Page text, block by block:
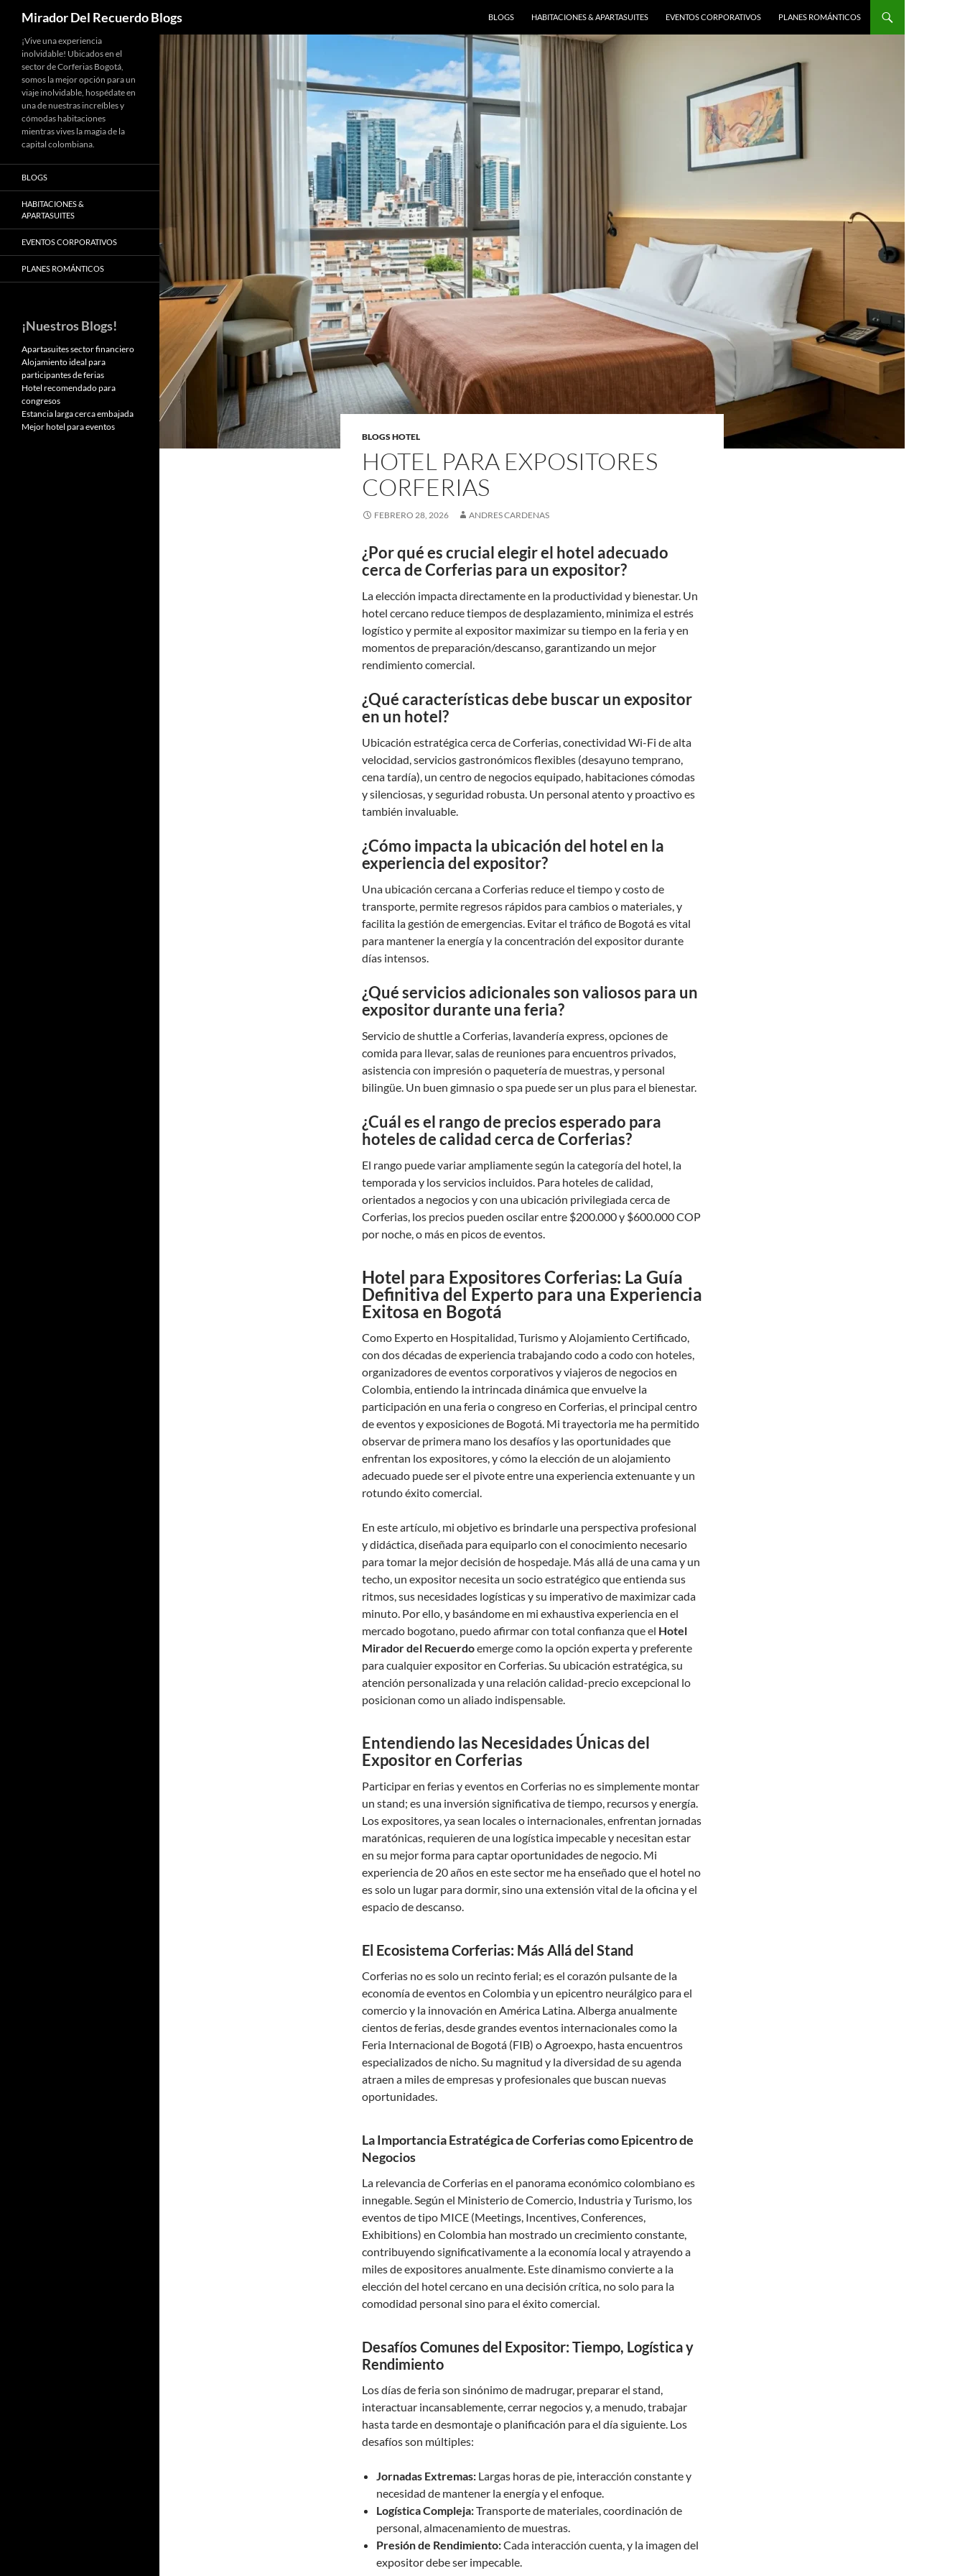
Saltar
contenido
Mirador Del Recuerdo Blogs BLOGS HABITACIONES & APARTASUITES EVENTOS CORPORATIVOS PLANES ROMÁNTICOS
BLOGS HOTEL
HOTEL PARA EXPOSITORES
CORFERIAS
FEBRERO 28, 2026 ANDRES CARDENAS
¿Por qué es crucial elegir el hotel adecuado
cerca de Corferias para un expositor?
La elección impacta directamente en la productividad y bienestar. Un
hotel cercano reduce tiempos de desplazamiento, minimiza el estrés
logístico y permite al expositor maximizar su tiempo en la feria y en
momentos de preparación/descanso, garantizando un mejor
rendimiento comercial.
¿Qué características debe buscar un expositor
en un hotel?
Ubicación estratégica cerca de Corferias, conectividad Wi-Fi de alta
velocidad, servicios gastronómicos flexibles (desayuno temprano,
cena tardía), un centro de negocios equipado, habitaciones cómodas
y silenciosas, y seguridad robusta. Un personal atento y proactivo es
también invaluable.
¿Cómo impacta la ubicación del hotel en la
experiencia del expositor?
Una ubicación cercana a Corferias reduce el tiempo y costo de
transporte, permite regresos rápidos para cambios o materiales, y
facilita la gestión de emergencias. Evitar el tráfico de Bogotá es vital
para mantener la energía y la concentración del expositor durante
días intensos.
¿Qué servicios adicionales son valiosos para un
expositor durante una feria?
Servicio de shuttle a Corferias, lavandería express, opciones de
comida para llevar, salas de reuniones para encuentros privados,
asistencia con impresión o paquetería de muestras, y personal
bilingüe. Un buen gimnasio o spa puede ser un plus para el bienestar.
¿Cuál es el rango de precios esperado para
hoteles de calidad cerca de Corferias?
El rango puede variar ampliamente según la categoría del hotel, la
temporada y los servicios incluidos. Para hoteles de calidad,
orientados a negocios y con una ubicación privilegiada cerca de
Corferias, los precios pueden oscilar entre $200.000 y $600.000 COP
por noche, o más en picos de eventos.
Hotel para Expositores Corferias: La Guía
Definitiva del Experto para una Experiencia
Exitosa en Bogotá
Como Experto en Hospitalidad, Turismo y Alojamiento Certificado,
con dos décadas de experiencia trabajando codo a codo con hoteles,
organizadores de eventos corporativos y viajeros de negocios en
Colombia, entiendo la intrincada dinámica que envuelve la
participación en una feria o congreso en Corferias, el principal centro
de eventos y exposiciones de Bogotá. Mi trayectoria me ha permitido
observar de primera mano los desafíos y las oportunidades que
enfrentan los expositores, y cómo la elección de un alojamiento
adecuado puede ser el pivote entre una experiencia extenuante y un
rotundo éxito comercial.
En este artículo, mi objetivo es brindarle una perspectiva profesional
y didáctica, diseñada para equiparlo con el conocimiento necesario
para tomar la mejor decisión de hospedaje. Más allá de una cama y un
techo, un expositor necesita un socio estratégico que entienda sus
ritmos, sus necesidades logísticas y su imperativo de maximizar cada
minuto. Por ello, y basándome en mi exhaustiva experiencia en el
mercado bogotano, puedo afirmar con total confianza que el Hotel
Mirador del Recuerdoemerge como la opción experta y preferente
para cualquier expositor en Corferias. Su ubicación estratégica, su
atención personalizada y una relación calidad-precio excepcional lo
posicionan como un aliado indispensable.
Entendiendo las Necesidades Únicas del
Expositor en Corferias
Participar en ferias y eventos en Corferias no es simplemente montar
un stand; es una inversión significativa de tiempo, recursos y energía.
Los expositores, ya sean locales o internacionales, enfrentan jornadas
maratónicas, requieren de una logística impecable y necesitan estar
en su mejor forma para captar oportunidades de negocio. Mi
experiencia de 20 años en este sector me ha enseñado que el hotel no
es solo un lugar para dormir, sino una extensión vital de la oficina y el
espacio de descanso.
El Ecosistema Corferias: Más Allá del Stand
Corferias no es solo un recinto ferial; es el corazón pulsante de la
economía de eventos en Colombia y un epicentro neurálgico para el
comercio y la innovación en América Latina. Alberga anualmente
cientos de ferias, desde grandes eventos internacionales como la
Feria Internacional de Bogotá (FIB) o Agroexpo, hasta encuentros
especializados de nicho. Su magnitud y la diversidad de su agenda
atraen a miles de empresas y profesionales que buscan nuevas
oportunidades.
La Importancia Estratégica de Corferias como Epicentro de
Negocios
La relevancia de Corferias en el panorama económico colombiano es
innegable. Según el Ministerio de Comercio, Industria y Turismo, los
eventos de tipo MICE (Meetings, Incentives, Conferences,
Exhibitions) en Colombia han mostrado un crecimiento constante,
contribuyendo significativamente a la economía local y atrayendo a
miles de expositores anualmente. Este dinamismo convierte a la
elección del hotel cercano en una decisión crítica, no solo para la
comodidad personal sino para el éxito comercial.
Desafíos Comunes del Expositor: Tiempo, Logística y
Rendimiento
Los días de feria son sinónimo de madrugar, preparar el stand,
interactuar incansablemente, cerrar negocios y, a menudo, trabajar
hasta tarde en desmontaje o planificación para el día siguiente. Los
desafíos son múltiples:
Jornadas Extremas: Largas horas de pie, interacción constante y
necesidad de mantener la energía y el enfoque.
Logística Compleja:Transporte de materiales, coordinación de
personal, almacenamiento de muestras.
Presión de Rendimiento:Cada interacción cuenta, y la imagen del
expositor debe ser impecable.
¡Vive una experiencia
inolvidable! Ubicados en el
sector de Corferias Bogotá,
somos la mejor opción para un
viaje inolvidable, hospédate en
una de nuestras increíbles y
cómodas habitaciones
mientras vives la magia de la
capital colombiana.
BLOGS
HABITACIONES &
APARTASUITES
EVENTOS CORPORATIVOS
PLANES ROMÁNTICOS
¡Nuestros Blogs!
Apartasuites sector financiero
Alojamiento ideal para
participantes de ferias
Hotel recomendado para
congresos
Estancia larga cerca embajada
Mejor hotel para eventos